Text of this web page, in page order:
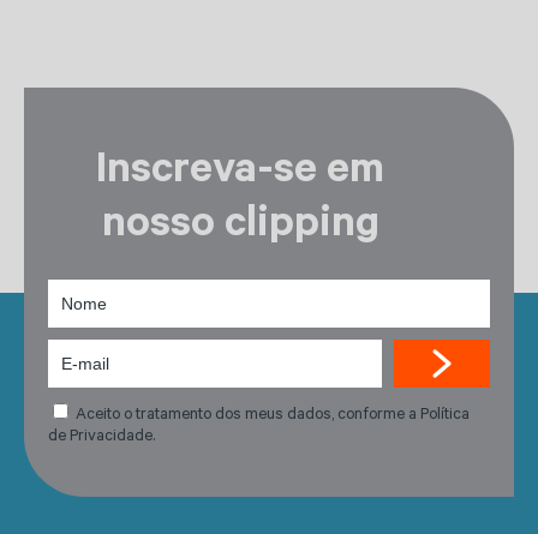
Inscreva-se em
nosso clipping
Aceito o tratamento dos meus dados, conforme a Política
de Privacidade.